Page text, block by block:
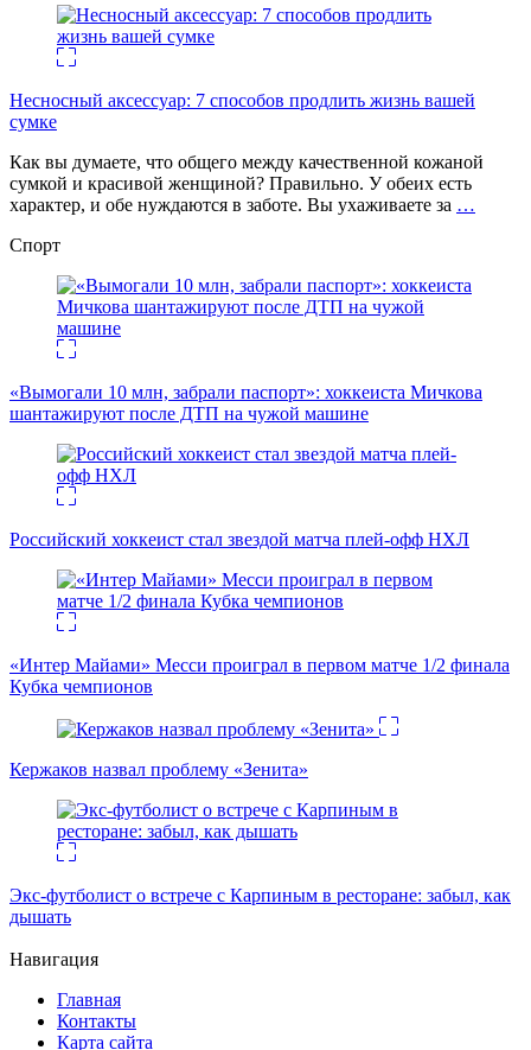
Несносный аксессуар: 7 способов продлить жизнь вашей
сумке
Как вы думаете, что общего между качественной кожаной
сумкой и красивой женщиной? Правильно. У обеих есть
характер, и обе нуждаются в заботе. Вы ухаживаете за …
Спорт
«Вымогали 10 млн, забрали паспорт»: хоккеиста Мичкова
шантажируют после ДТП на чужой машине
Российский хоккеист стал звездой матча плей-офф НХЛ
«Интер Майами» Месси проиграл в первом матче 1/2 финала
Кубка чемпионов
Кержаков назвал проблему «Зенита»
Экс-футболист о встрече с Карпиным в ресторане: забыл, как
дышать
Навигация
Главная
Контакты
Карта сайта